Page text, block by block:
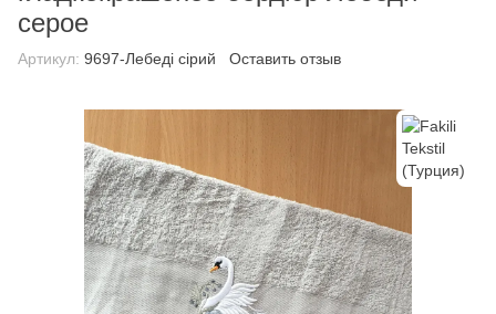
серое
Артикул: 9697-Лебеді сірий Оставить отзыв